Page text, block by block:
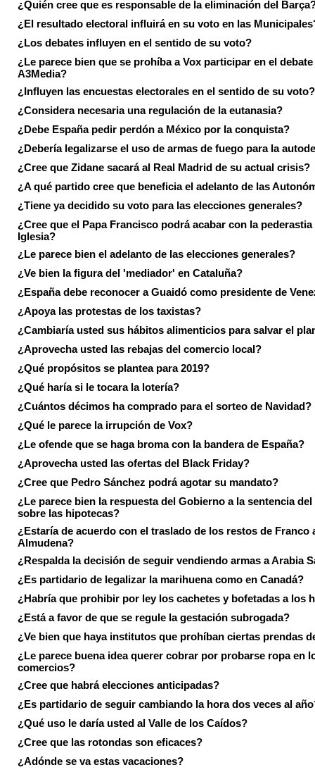
¿Quién cree que es responsable de la eliminación del
¿El resultado electoral influirá en su voto en las
¿Los debates influyen en el sentido de su voto?
¿Le parece bien que se prohíba a Vox participar en el debate
A3Media?
¿Influyen las encuestas electorales en el sentido de su voto?
¿Considera necesaria una regulación de la eutanasia?
¿Debe España pedir perdón a México por la conquista?
¿Debería legalizarse el uso de armas de fuego para la
¿Cree que Zidane sacará al Real Madrid de su actual crisis?
¿A qué partido cree que beneficia el adelanto de las
¿Tiene ya decidido su voto para las elecciones generales?
¿Cree que el Papa Francisco podrá acabar con la pederastia
Iglesia?
¿Le parece bien el adelanto de las elecciones generales?
¿Ve bien la figura del 'mediador' en Cataluña?
¿España debe reconocer a Guaidó como presidente de
¿Apoya las protestas de los taxistas?
¿Cambiaría usted sus hábitos alimenticios para salvar el
¿Aprovecha usted las rebajas del comercio local?
¿Qué propósitos se plantea para 2019?
¿Qué haría si le tocara la lotería?
¿Cuántos décimos ha comprado para el sorteo de Navidad?
¿Qué le parece la irrupción de Vox?
¿Le ofende que se haga broma con la bandera de España?
¿Aprovecha usted las ofertas del Black Friday?
¿Cree que Pedro Sánchez podrá agotar su mandato?
¿Le parece bien la respuesta del Gobierno a la sentencia
sobre las hipotecas?
¿Estaría de acuerdo con el traslado de los restos de Franco
Almudena?
¿Respalda la decisión de seguir vendiendo armas a Arabia
¿Es partidario de legalizar la marihuena como en Canadá?
¿Habría que prohibir por ley los cachetes y bofetadas a los
¿Está a favor de que se regule la gestación subrogada?
¿Ve bien que haya institutos que prohíban ciertas prendas
¿Le parece buena idea querer cobrar por probarse ropa en
comercios?
¿Cree que habrá elecciones anticipadas?
¿Es partidario de seguir cambiando la hora dos veces al
¿Qué uso le daría usted al Valle de los Caídos?
¿Cree que las rotondas son eficaces?
¿Adónde se va estas vacaciones?